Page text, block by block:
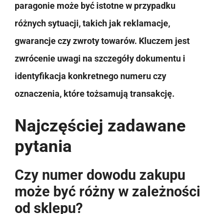
paragonie może być istotne w przypadku
różnych sytuacji, takich jak reklamacje,
gwarancje czy zwroty towarów. Kluczem jest
zwrócenie uwagi na szczegóły dokumentu i
identyfikacja konkretnego numeru czy
oznaczenia, które tożsamują transakcję.
Najczęściej zadawane
pytania
Czy numer dowodu zakupu
może być różny w zależności
od sklepu?